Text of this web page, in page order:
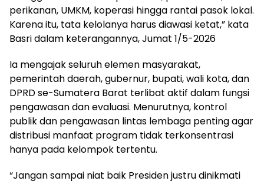
perikanan, UMKM, koperasi hingga rantai pasok lokal.
Karena itu, tata kelolanya harus diawasi ketat,” kata
Basri dalam keterangannya, Jumat 1/5-2026
Ia mengajak seluruh elemen masyarakat,
pemerintah daerah, gubernur, bupati, wali kota, dan
DPRD se-Sumatera Barat terlibat aktif dalam fungsi
pengawasan dan evaluasi. Menurutnya, kontrol
publik dan pengawasan lintas lembaga penting agar
distribusi manfaat program tidak terkonsentrasi
hanya pada kelompok tertentu.
“Jangan sampai niat baik Presiden justru dinikmati